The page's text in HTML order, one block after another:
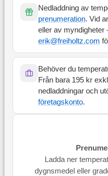
Nedladdning av
prenumeration. Vid
eller av
erik@freiholtz.com
Behöver du
Från bara 195 kr
nedladdningar och
företagskonto.
Ladda ner
dygnsmedel eller